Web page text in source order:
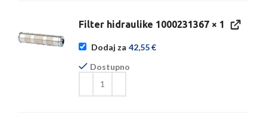
Filter hidraulike 1000231367× 1
Dodaj za 42,55€
Dostupno